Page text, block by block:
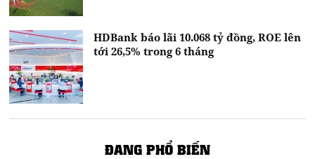
HDBank báo lãi 10.068 tỷ đồng, ROE lên
tới 26,5% trong 6 tháng
ĐANG PHỔ BIẾN